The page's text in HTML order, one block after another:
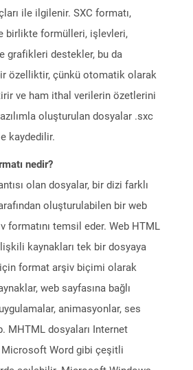
ile ilgilenir. SXC formatı,
birlikte formülleri, işlevleri,
grafikleri destekler, bu da
özelliktir, çünkü otomatik olarak
ve ham ithal verilerin özetlerini
oluşturulan dosyalar .sxc
kaydedilir.
nedir?
olan dosyalar, bir dizi farklı
oluşturulabilen bir web
formatını temsil eder. Web HTML
kaynakları tek bir dosyaya
format arşiv biçimi olarak
web sayfasına bağlı
animasyonlar, ses
MHTML dosyaları Internet
Microsoft Word gibi çeşitli